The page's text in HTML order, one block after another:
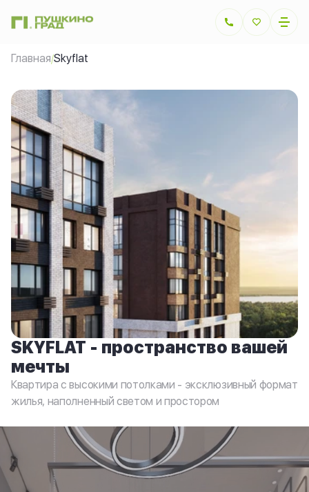
Главная/Skyflat
SKYFLAT - пространство вашей
мечты
Квартира с высокими потолками - эксклюзивный формат
жилья, наполненный светом и простором